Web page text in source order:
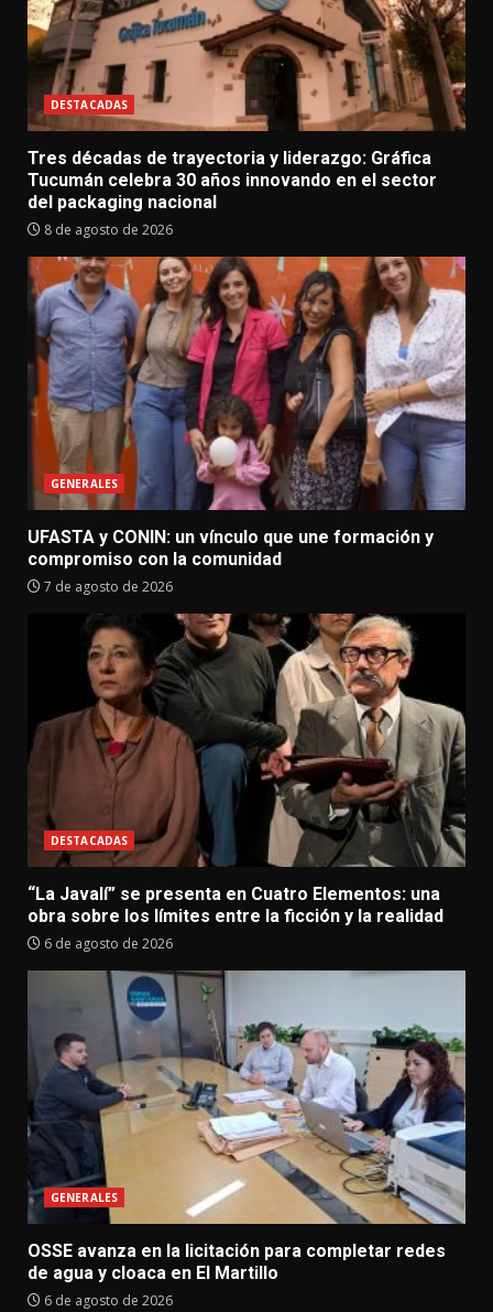
DESTACADAS
Tres décadas de trayectoria y liderazgo: Gráfica
Tucumán celebra 30 años innovando en el sector
del packaging nacional
8 de agosto de 2026
GENERALES
UFASTA y CONIN: un vínculo que une formación y
compromiso con la comunidad
7 de agosto de 2026
DESTACADAS
“La Javalí” se presenta en Cuatro Elementos: una
obra sobre los límites entre la ficción y la realidad
6 de agosto de 2026
GENERALES
OSSE avanza en la licitación para completar redes
de agua y cloaca en El Martillo
6 de agosto de 2026